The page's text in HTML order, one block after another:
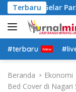
a
g
u
Terbaru
Datar Gelar
#terbaru
Beranda Ekonomi
Bed Cover di Nagari